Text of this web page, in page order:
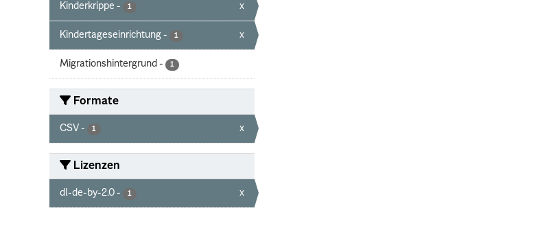
Kinderkrippe - 1 x
Kindertageseinrichtung - 1 x
Migrationshintergrund - 1
Formate
CSV - 1 x
Lizenzen
dl-de-by-2.0 - 1 x